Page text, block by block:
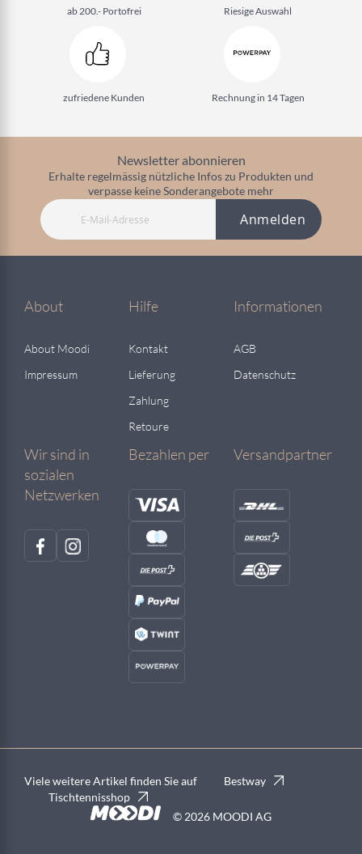
ab 200.- Portofrei Riesige Auswahl
zufriedene Kunden Rechnung in 14 Tagen
Newsletter abonnieren
Erhalte regelmässig nützliche Infos zu Produkten und
verpasse keine Sonderangebote mehr
Anmelden
About
About Moodi
Impressum
Hilfe
Kontakt
Lieferung
Zahlung
Retoure
Informationen
AGB
Datenschutz
Wir sind in
sozialen
Netzwerken
Bezahlen per Versandpartner
© 2026 MOODI AG
Viele weitere Artikel finden Sie auf
Bestway
Tischtennisshop